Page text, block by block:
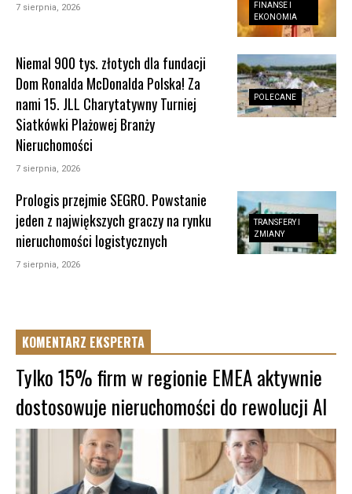
FINANSE I
EKONOMIA
7 sierpnia, 2026
POLECANE
Niemal 900 tys. złotych dla fundacji
Dom Ronalda McDonalda Polska! Za
nami 15. JLL Charytatywny Turniej
Siatkówki Plażowej Branży
Nieruchomości
7 sierpnia, 2026
TRANSFERY I
ZMIANY
Prologis przejmie SEGRO. Powstanie
jeden z największych graczy na rynku
nieruchomości logistycznych
7 sierpnia, 2026
KOMENTARZ EKSPERTA
Tylko 15% firm w regionie EMEA aktywnie
dostosowuje nieruchomości do rewolucji AI